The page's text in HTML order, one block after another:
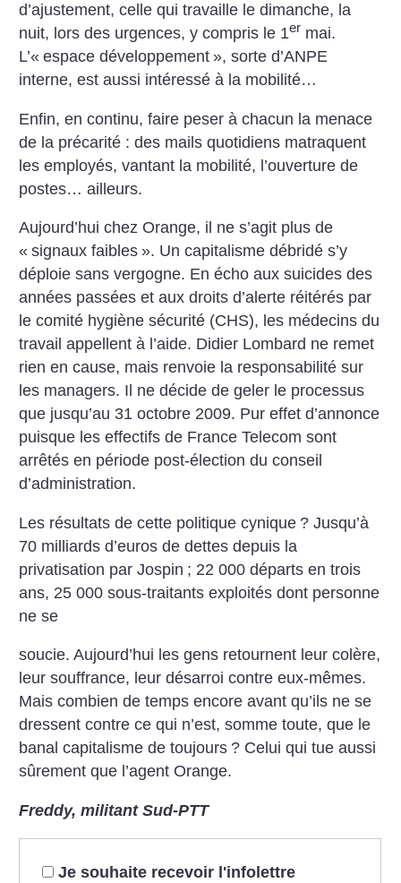
d’ajustement, celle qui travaille le dimanche, la
nuit, lors des urgences, y compris le 1er mai.
L’« espace développement », sorte d’ANPE
interne, est aussi intéressé à la mobilité…
Enfin, en continu, faire peser à chacun la menace
de la précarité : des mails quotidiens matraquent
les employés, vantant la mobilité, l’ouverture de
postes… ailleurs.
Aujourd’hui chez Orange, il ne s’agit plus de
« signaux faibles ». Un capitalisme débridé s’y
déploie sans vergogne. En écho aux suicides des
années passées et aux droits d’alerte réitérés par
le comité hygiène sécurité (CHS), les médecins du
travail appellent à l’aide. Didier Lombard ne remet
rien en cause, mais renvoie la responsabilité sur
les managers. Il ne décide de geler le processus
que jusqu’au 31 octobre 2009. Pur effet d’annonce
puisque les effectifs de France Telecom sont
arrêtés en période post-élection du conseil
d’administration.
Les résultats de cette politique cynique ? Jusqu’à
70 milliards d’euros de dettes depuis la
privatisation par Jospin ; 22 000 départs en trois
ans, 25 000 sous-traitants exploités dont personne
ne se
soucie. Aujourd’hui les gens retournent leur colère,
leur souffrance, leur désarroi contre eux-mêmes.
Mais combien de temps encore avant qu’ils ne se
dressent contre ce qui n’est, somme toute, que le
banal capitalisme de toujours ? Celui qui tue aussi
sûrement que l’agent Orange.
Freddy, militant Sud-PTT
Je souhaite recevoir l'infolettre